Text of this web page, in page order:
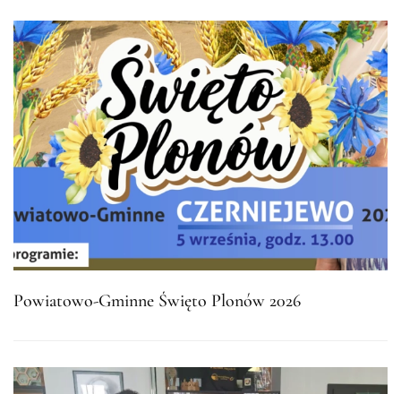
Powiatowo-Gminne Święto Plonów 2026